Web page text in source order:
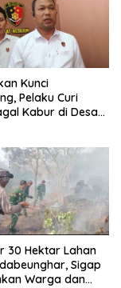
Kunci
Pelaku Curi
Kabur di Desa
30 Hektar Lahan
Sigap
Warga dan